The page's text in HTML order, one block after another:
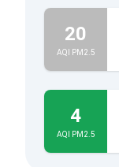
20
AQI PM2.5
4
AQI PM2.5